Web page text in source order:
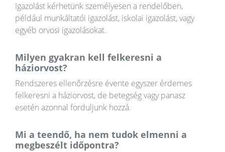
Igazolást kérhetünk személyesen a rendelőben,
például munkáltatói igazolást, iskolai igazolást, vagy
egyéb orvosi igazolásokat.
Milyen gyakran kell felkeresni a
háziorvost?
Rendszeres ellenőrzésre évente egyszer érdemes
felkeresni a háziorvost, de betegség vagy panasz
esetén azonnal forduljunk hozzá.
Mi a teendő, ha nem tudok elmenni a
megbeszélt időpontra?